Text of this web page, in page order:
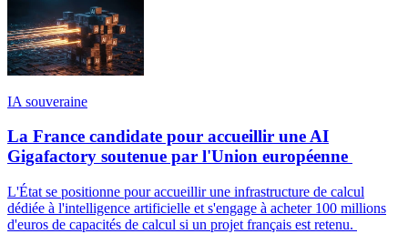
IA souveraine
La France candidate pour accueillir une AI
Gigafactory soutenue par l'Union européenne
L'État se positionne pour accueillir une infrastructure de calcul
dédiée à l'intelligence artificielle et s'engage à acheter 100 millions
d'euros de capacités de calcul si un projet français est retenu.